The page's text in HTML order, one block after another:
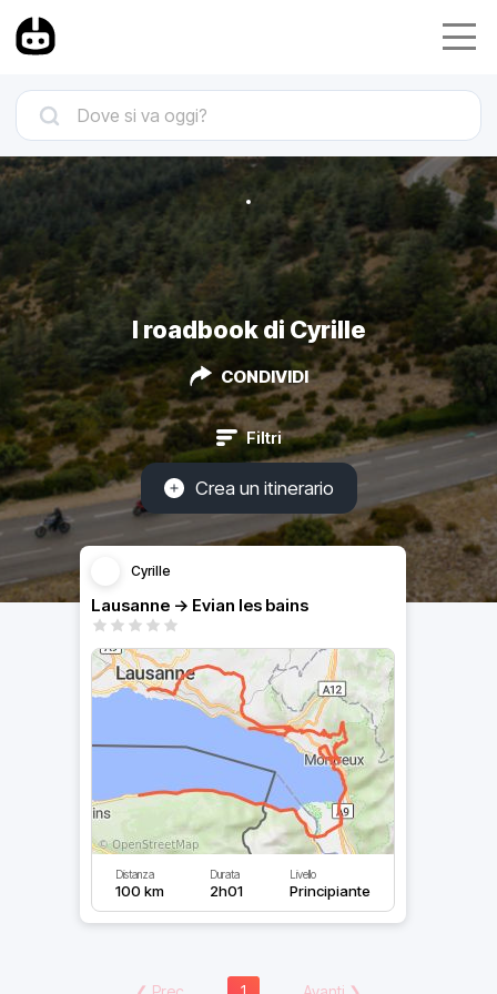
I roadbook di Cyrille
CONDIVIDI
Filtri
Crea un itinerario
Cyrille
Lausanne -> Evian les bains
Distanza
100 km
Durata
2h01
Livello
Principiante